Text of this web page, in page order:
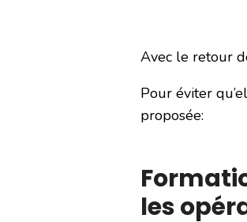
Avec le retour
Pour éviter
proposée:
les